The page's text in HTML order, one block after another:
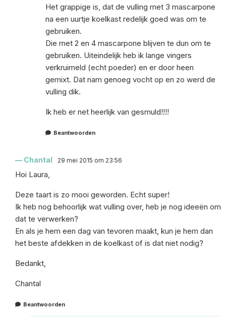
Het grappige is, dat de vulling met 3 mascarpone
na een uurtje koelkast redelijk goed was om te
gebruiken.
Die met 2 en 4 mascarpone blijven te dun om te
gebruiken. Uiteindelijk heb ik lange vingers
verkruimeld (echt poeder) en er door heen
gemixt. Dat nam genoeg vocht op en zo werd de
vulling dik.
Ik heb er net heerlijk van gesmuld!!!!
Beantwoorden
Chantal 29 mei 2015 om 23:56
Hoi Laura,
Deze taart is zo mooi geworden. Echt super!
Ik heb nog behoorlijk wat vulling over, heb je nog ideeën om
dat te verwerken?
En als je hem een dag van tevoren maakt, kun je hem dan
het beste afdekken in de koelkast of is dat niet nodig?
Bedankt,
Chantal
Beantwoorden